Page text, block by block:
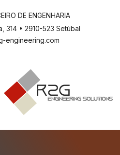
DE ENGENHARIA
314 • 2910-523 Setúbal
engineering.com